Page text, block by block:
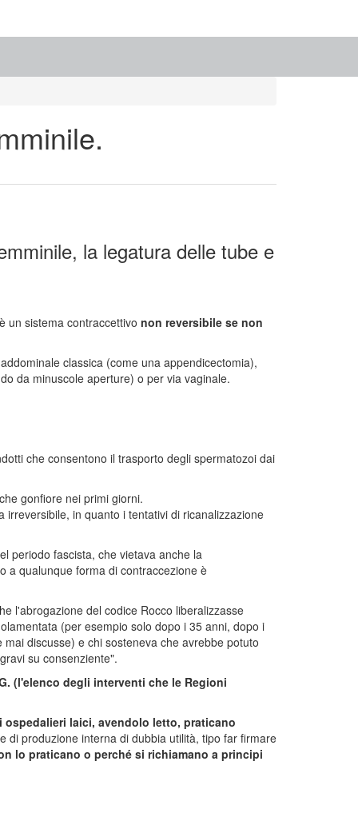
la legatura delle tube e
un sistema contraccettivo non reversibile se non
classica (come una appendicectomia),
da minuscole aperture) o per via vaginale.
che consentono il trasporto degli spermatozoi dai
gonfiore nei primi giorni.
irreversibile, in quanto i tentativi di ricanalizzazione
periodo fascista, che vietava anche la
a qualunque forma di contraccezione è
l'abrogazione del codice Rocco liberalizzasse
(per esempio solo dopo i 35 anni, dopo i
discusse) e chi sosteneva che avrebbe potuto
su consenziente".
(l'elenco degli interventi che le Regioni
laici, avendolo letto, praticano
di produzione interna di dubbia utilità, tipo far firmare
lo praticano o perché si richiamano a principi